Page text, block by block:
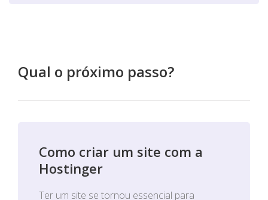
Qual o próximo passo?
Como criar um site com a
Hostinger
Ter um site se tornou essencial para